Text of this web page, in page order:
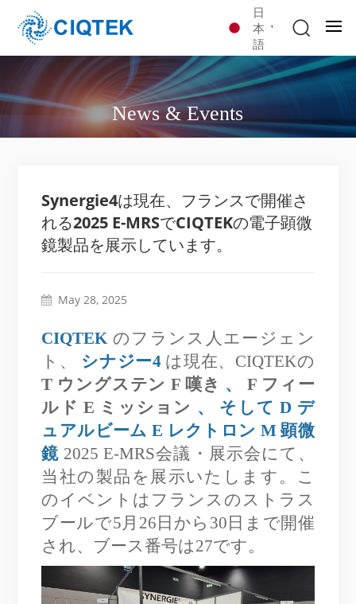
日
本
語
News & Events
Synergie4は現在、フランスで開催さ
れる2025 E-MRSでCIQTEKの電子顕微
鏡製品を展示しています。
May 28, 2025
CIQTEK のフランス人エージェン
ト、 シナジー4 は現在、CIQTEKの
T ウングステンF 嘆き 、F フィー
ルドE ミッション 、 そしてD デ
ュアルビームE レクトロン M顕微
鏡 2025 E-MRS会議・展示会にて、
当社の製品を展示いたします。こ
のイベントはフランスのストラス
ブールで5月26日から30日まで開催
され、ブース番号は27です。